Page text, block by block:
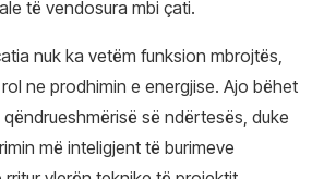
të vendosura mbi çati.
nuk ka vetëm funksion mbrojtës,
ne prodhimin e energjise. Ajo bëhet
së ndërtesës, duke
më inteligjent të burimeve